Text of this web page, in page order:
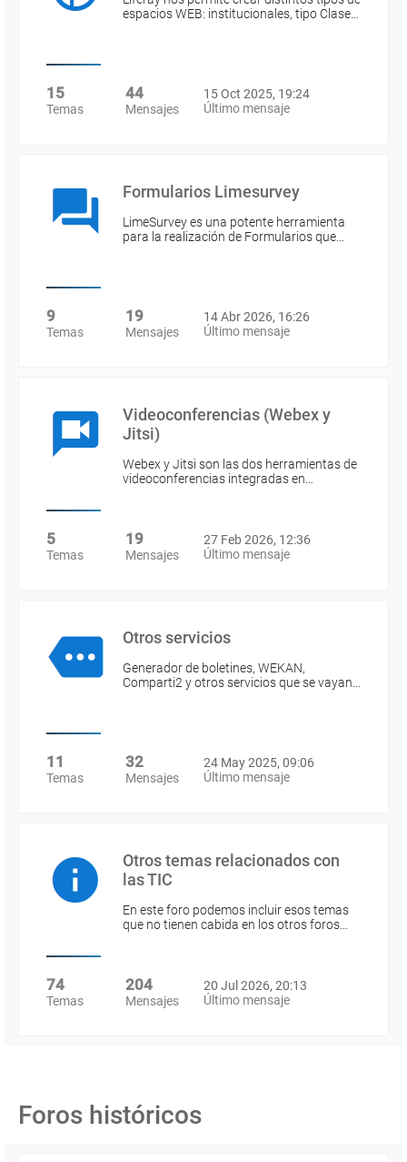
espacios WEB: institucionales, tipo Clase…
15
Temas
44
Mensajes
15 Oct 2025, 19:24
Último mensaje
Formularios Limesurvey
LimeSurvey es una potente herramienta
para la realización de Formularios que…
9
Temas
19
Mensajes
14 Abr 2026, 16:26
Último mensaje
Videoconferencias (Webex y
Jitsi)
Webex y Jitsi son las dos herramientas de
videoconferencias integradas en…
5
Temas
19
Mensajes
27 Feb 2026, 12:36
Último mensaje
Otros servicios
Generador de boletines, WEKAN,
Comparti2 y otros servicios que se vayan…
11
Temas
32
Mensajes
24 May 2025, 09:06
Último mensaje
Otros temas relacionados con
las TIC
En este foro podemos incluir esos temas
que no tienen cabida en los otros foros…
74
Temas
204
Mensajes
20 Jul 2026, 20:13
Último mensaje
Foros históricos